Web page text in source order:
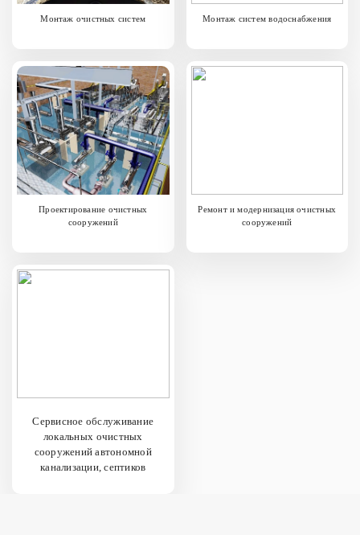
Монтаж очистных систем Монтаж систем водоснабжения
Проектирование очистных
сооружений
Ремонт и модернизация очистных
сооружений
Сервисное обслуживание
локальных очистных
сооружений автономной
канализации, септиков